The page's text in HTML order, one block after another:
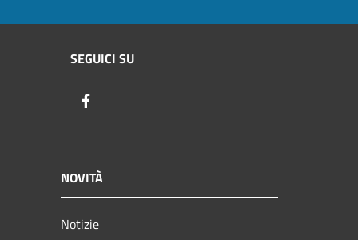
SEGUICI SU
NOVITÀ
Notizie